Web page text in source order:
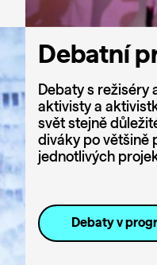
Debatní
Debaty s režiséry
aktivisty a
svět stejně
diváky po většině
jednotlivých
Debaty v